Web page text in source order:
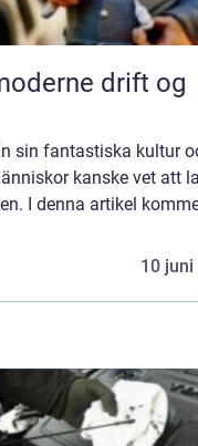
sin fantastiska kultur
kanske vet att
I denna artikel
10 juni